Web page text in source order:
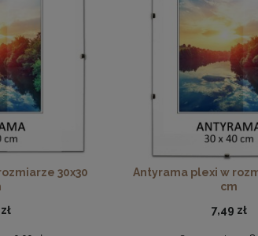
20x30 cm, drewniana w kolorze
Cena regularna:
30x30
Antyrama plexi w
cm
7,49 zł